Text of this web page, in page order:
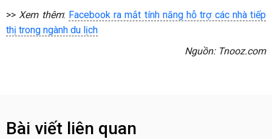
>> Xem thêm: Facebook ra mắt tính năng hỗ trợ các nhà tiếp
thị trong ngành du lịch
Nguồn: Tnooz.com
Bài viết liên quan